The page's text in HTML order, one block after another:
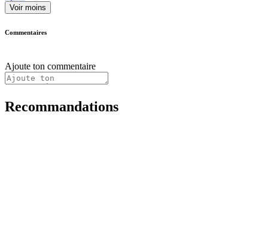
Voir moins
Commentaires
Ajoute ton commentaire
Recommandations